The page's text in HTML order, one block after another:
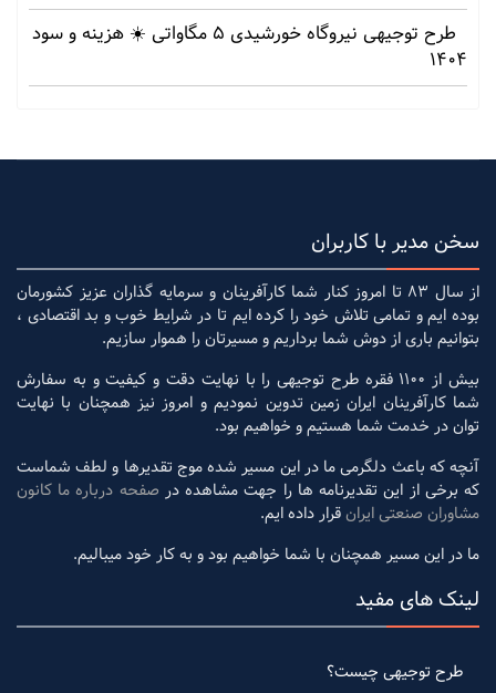
طرح توجیهی نیروگاه خورشیدی 5 مگاواتی ☀️ هزینه‌ و سود
1404
سخن مدیر با کاربران
از سال 83 تا امروز کنار شما کارآفرینان و سرمایه گذاران عزیز کشورمان
بوده ایم و تمامی تلاش خود را کرده ایم تا در شرایط خوب و بد اقتصادی ،
بتوانیم باری از دوش شما برداریم و مسیرتان را هموار سازیم.
بیش از 1100 فقره طرح توجیهی را با نهایت دقت و کیفیت و به سفارش
شما کارآفرینان ایران زمین تدوین نمودیم و امروز نیز همچنان با نهایت
توان در خدمت شما هستیم و خواهیم بود.
آنچه که باعث دلگرمی ما در این مسیر شده موج تقدیرها و لطف شماست
که برخی از این تقدیرنامه ها را جهت مشاهده در صفحه درباره ما کانون
مشاوران صنعتی ایرانقرار داده ایم.
ما در این مسیر همچنان با شما خواهیم بود و به کار خود میبالیم.
لینک های مفید
طرح توجیهی چیست؟